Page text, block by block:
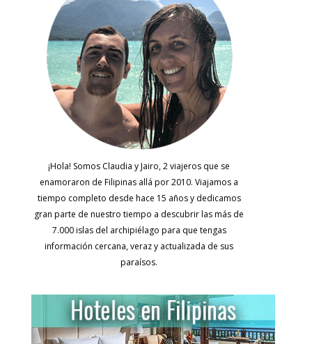
¡Hola! Somos Claudia y Jairo, 2 viajeros que se
enamoraron de Filipinas allá por 2010. Viajamos a
tiempo completo desde hace 15 años y dedicamos
gran parte de nuestro tiempo a descubrir las más de
7.000 islas del archipiélago para que tengas
información cercana, veraz y actualizada de sus
paraísos.